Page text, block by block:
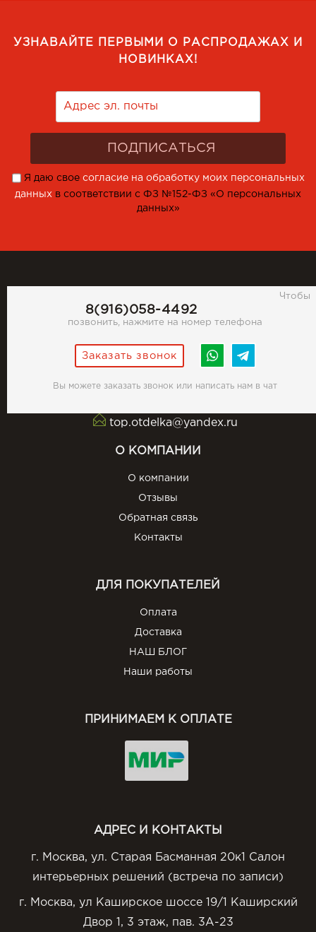
УЗНАВАЙТЕ ПЕРВЫМИ О РАСПРОДАЖАХ И
НОВИНКАХ!
Я даю свое согласие на обработку моих персональных
данных в соответствии с ФЗ №152-ФЗ «О персональных
данных»
8(916)058-4492
Чтобы
позвонить, нажмите на номер телефона
Заказать звонок
Вы можете заказать звонок или написать нам в чат
top.otdelka@yandex.ru
О КОМПАНИИ
О компании
Отзывы
Обратная связь
Контакты
ДЛЯ ПОКУПАТЕЛЕЙ
Оплата
Доставка
НАШ БЛОГ
Наши работы
ПРИНИМАЕМ К ОПЛАТЕ
АДРЕС И КОНТАКТЫ
г. Москва, ул. Старая Басманная 20к1 Салон
интерьерных решений (встреча по записи)
г. Москва, ул Каширское шоссе 19/1 Каширский
Двор 1, 3 этаж, пав. 3А-23